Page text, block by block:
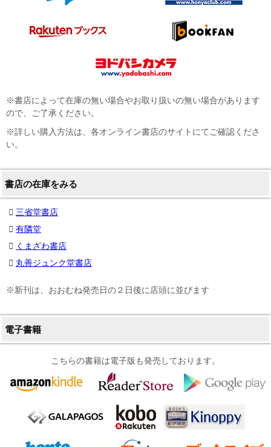
※書店によって在庫の無い場合やお取り扱いの無い場合があります
ので、ご了承ください。
※詳しい購入方法は、各オンライン書店のサイトにてご確認くださ
い。
書店の在庫をみる
三省堂書店
有隣堂
くまざわ書店
丸善ジュンク堂書店
※新刊は、おおむね発売日の２日後に店頭に並びます
電子書籍
こちらの書籍は電子版も発売しております。